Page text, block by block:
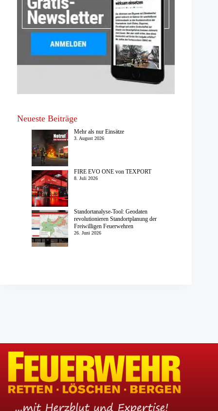
Neueste Beiträge
Mehr als nur Einsätze
3. August 2026
FIRE EVO ONE von TEXPORT
8. Juli 2026
Standortanalyse-Tool: Geodaten
revolutionieren Standortplanung der
Freiwilligen Feuerwehren
26. Juni 2026